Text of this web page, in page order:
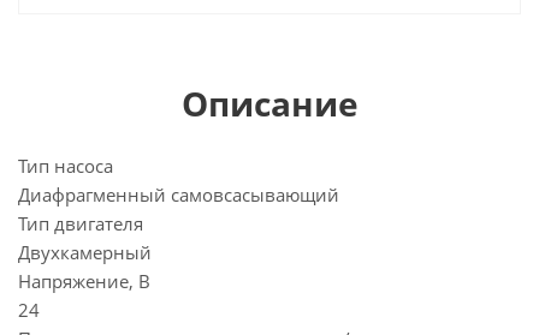
Описание
Тип насоса
Диафрагменный самовсасывающий
Тип двигателя
Двухкамерный
Напряжение, В
24